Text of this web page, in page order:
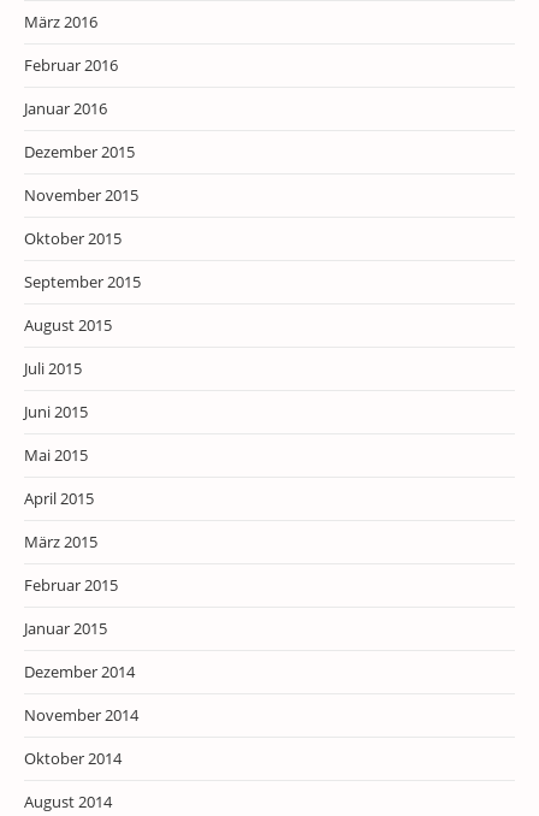
März 2016
Februar 2016
Januar 2016
Dezember 2015
November 2015
Oktober 2015
September 2015
August 2015
Juli 2015
Juni 2015
Mai 2015
April 2015
März 2015
Februar 2015
Januar 2015
Dezember 2014
November 2014
Oktober 2014
August 2014